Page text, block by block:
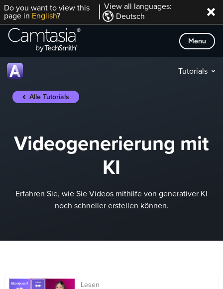
Direkt
zum
Inhalt
Do you want to view this
page in English?
View all languages:
Deutsch
Menu
Tutorials
Alle Tutorials
Videogenerierung mit
KI
Erfahren Sie, wie Sie Videos mithilfe von generativer KI
noch schneller erstellen können.
Lesen